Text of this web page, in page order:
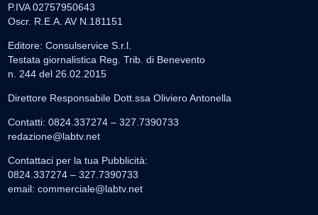
P.IVA 02757950643
Oscr. R.E.A. AV N.181151
Editore: Consulservice S.r.l.
Testata giornalistica Reg. Trib. di Benevento
n. 244 del 26.02.2015
Direttore Responsabile Dott.ssa Oliviero Antonella
Contatti: 0824.337274 – 327.7390733
redazione@labtv.net
Contattaci per la tua Pubblicità:
0824.337274 – 327.7390733
email: commerciale@labtv.net